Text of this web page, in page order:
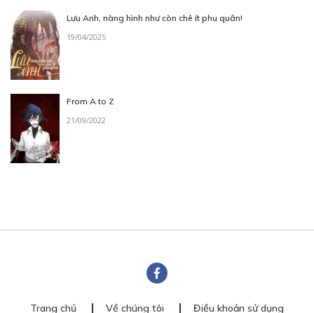
Lưu Anh, nàng hình như còn chê ít phu quân!
19/04/2025
From A to Z
21/09/2022
Trang chủ Về chúng tôi Điều khoản sử dụng